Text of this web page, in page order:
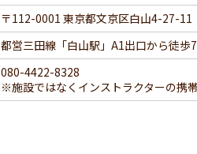
〒112-0001 東京都文京区白山4-27-11
都営三田線「白山駅」A1出口から徒歩
080-4422-8328
※施設ではなくインストラクターの携帯